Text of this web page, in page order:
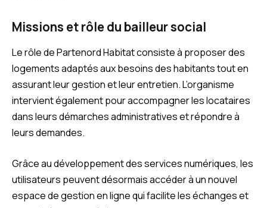
Missions et rôle du bailleur social
Le rôle de Partenord Habitat consiste à proposer des
logements adaptés aux besoins des habitants tout en
assurant leur gestion et leur entretien. L’organisme
intervient également pour accompagner les locataires
dans leurs démarches administratives et répondre à
leurs demandes.
Grâce au développement des services numériques, les
utilisateurs peuvent désormais accéder à un nouvel
espace de gestion en ligne qui facilite les échanges et